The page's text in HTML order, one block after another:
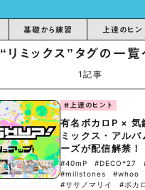
基礎から練習 上達のヒン
“リミックス”タグの一覧
1記事
#上達のヒント
有名ボカロP × 気
ミックス・アル
ーズが配信解禁！
#40mP #DECO*27
#millstones
#whoo
#ササノマリイ
#ボカ